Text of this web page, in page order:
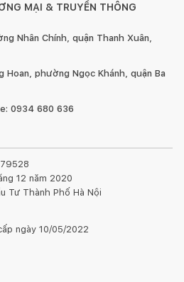
MẠI & TRUYỀN THÔNG
Nhân Chính, quận Thanh Xuân,
Hoan, phường Ngọc Khánh, quận Ba
0934 680 636
12 năm 2020
Tư Thành Phố Hà Nội
ngày 10/05/2022